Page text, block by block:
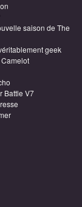
saison de The
geek
Battle V7